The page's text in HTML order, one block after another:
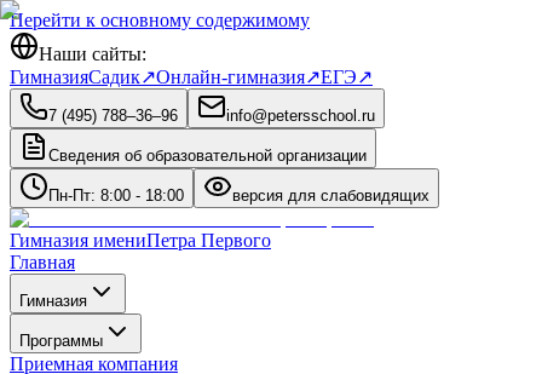
Перейти к основному содержимому
Наши сайты:
ГимназияСадик↗Онлайн-гимназия↗ЕГЭ↗
7 (495) 788‒36‒96 info@petersschool.ru
Сведения об образовательной организации
Пн-Пт: 8:00 - 18:00 версия для слабовидящих
Гимназия имениПетра Первого
Главная
Гимназия
Программы
Приемная компания